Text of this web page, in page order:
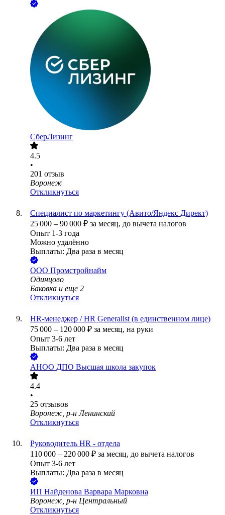
СберЛизинг
4.5
•
201 отзыв
Воронеж
Откликнуться
Специалист по маркетингу (Авито/Яндекс Директ)
25 000 – 90 000 ₽ за месяц, до вычета налогов
Опыт 1-3 года
Можно удалённо
Выплаты: Два раза в месяц
ООО Промстройнайм
Одинцово
Баковка и еще 2
Откликнуться
HR-менеджер / HR Generalist (в единственном лице)
75 000 – 120 000 ₽ за месяц, на руки
Опыт 3-6 лет
Выплаты: Два раза в месяц
АНОО ДПО Высшая школа закупок
4.4
•
25 отзывов
Воронеж, р-н Ленинский
Откликнуться
Руководитель HR - отдела
110 000 – 220 000 ₽ за месяц, до вычета налогов
Опыт 3-6 лет
Выплаты: Два раза в месяц
ИП Найденова Варвара Марковна
Воронеж, р-н Центральный
Откликнуться